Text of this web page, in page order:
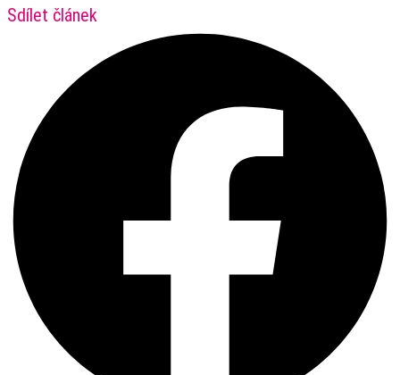
Sdílet článek